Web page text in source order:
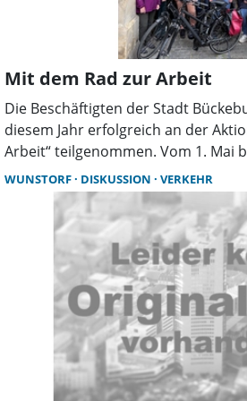
Mit dem Rad zur Arbeit
Die Beschäftigten der Stadt
diesem Jahr erfolgreich an der
Arbeit“ teilgenommen. Vom 1. Mai
traten sie sowohl in Teams als auch
kräftig in die Pedale. Dabei legten
ihrer Freizeit viele Kilometer mit
leisteten so ihren Beitrag zum
mit anderen Teilnehmern in ganz
dazu bei, insgesamt rein
einzusparen.
WUNSTORF DISKUSSION VERKEHR